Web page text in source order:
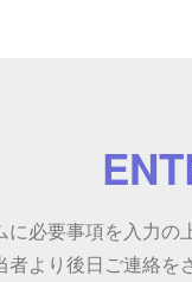
必要事項を入力の
者より後日ご連絡を